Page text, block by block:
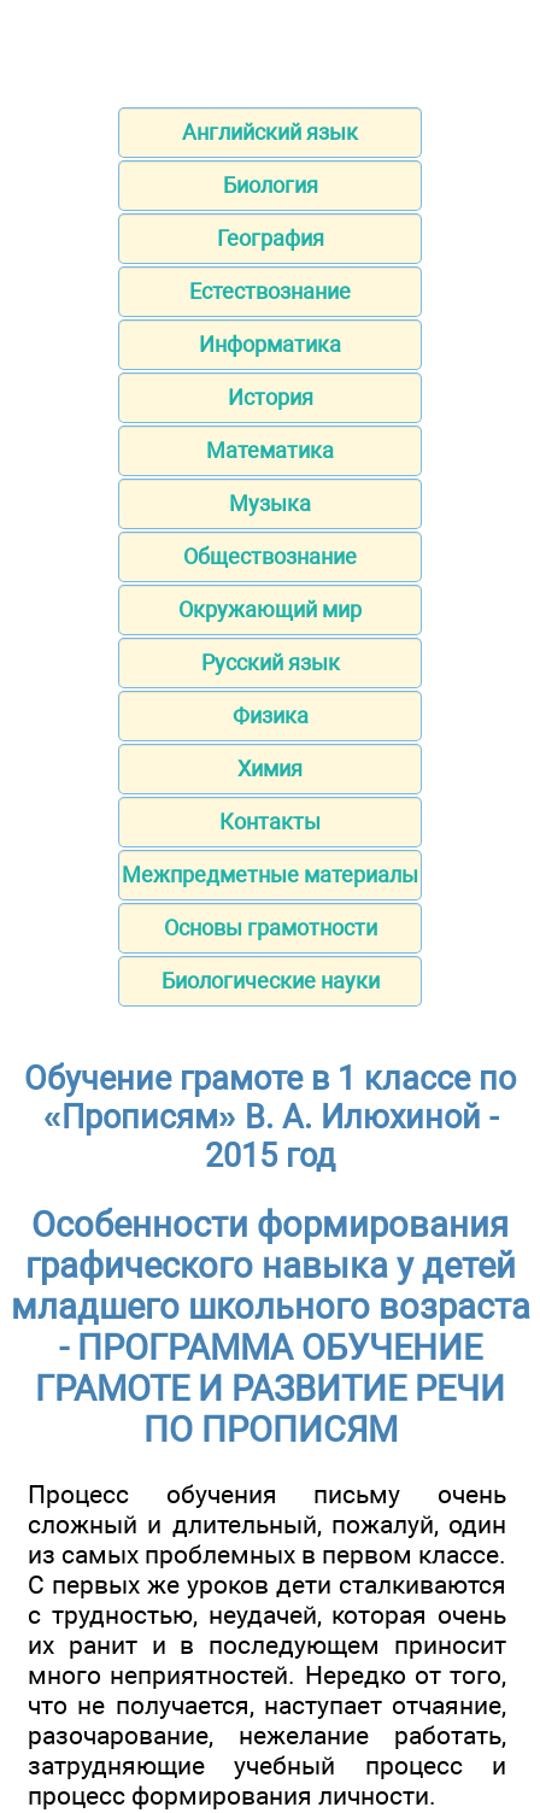
Английский язык
Биология
География
Естествознание
Информатика
История
Математика
Музыка
Обществознание
Окружающий мир
Русский язык
Физика
Химия
Контакты
Межпредметные материалы
Основы грамотности
Биологические науки
Обучение грамоте в 1 классе по
«Прописям» В. А. Илюхиной -
2015 год
Особенности формирования
графического навыка у детей
младшего школьного возраста
- ПРОГРАММА ОБУЧЕНИЕ
ГРАМОТЕ И РАЗВИТИЕ РЕЧИ
ПО ПРОПИСЯМ
Процесс обучения письму очень
сложный и длительный, пожалуй, один
из самых проблемных в первом классе.
С первых же уроков дети сталкиваются
с трудностью, неудачей, которая очень
их ранит и в последующем приносит
много неприятностей. Нередко от того,
что не получается, наступает отчаяние,
разочарование, нежелание работать,
затрудняющие учебный процесс и
процесс формирования личности.